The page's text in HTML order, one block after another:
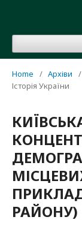
Home / Архіви /
Історія України
РАЙОНУ)